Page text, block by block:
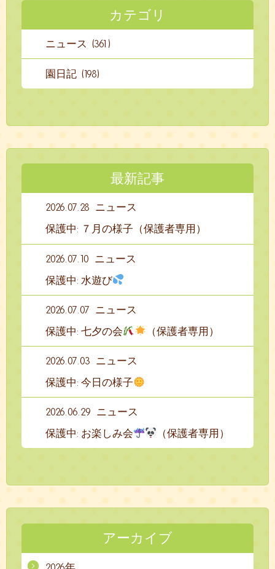
カテゴリ
ニュース (361)
園日記 (198)
最新記事
2026.07.28
ニュース
保護中: ７月の様子（保護者専用）
2026.07.10
ニュース
保護中: 水遊び
2026.07.07
ニュース
保護中: 七夕の会
（保護者専用）
2026.07.03
ニュース
保護中: 今日の様子
2026.06.29
ニュース
保護中: お楽しみ会
（保護者専用）
アーカイブ